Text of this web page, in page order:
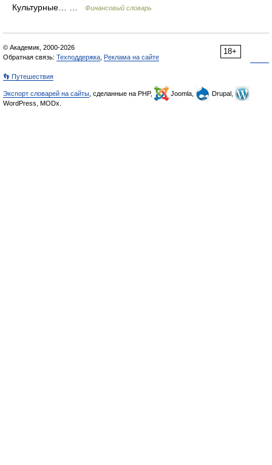
Культурные… …
Финансовый словарь
18+
© Академик, 2000-2026
Обратная связь: Техподдержка Реклама на сайте
👣 Путешествия
Экспорт словарей на сайты , сделанные на PHP, Joomla,
Drupal,
WordPress, MODx.